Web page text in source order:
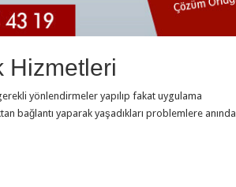
Hizmetleri
yönlendirmeler yapılıp fakat uygulama
bağlantı yaparak yaşadıkları problemlere anında